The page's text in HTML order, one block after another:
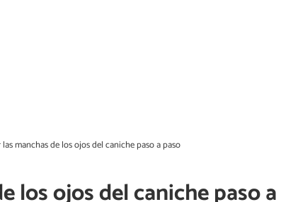
manchas de los ojos del caniche paso a paso
los ojos del caniche paso a